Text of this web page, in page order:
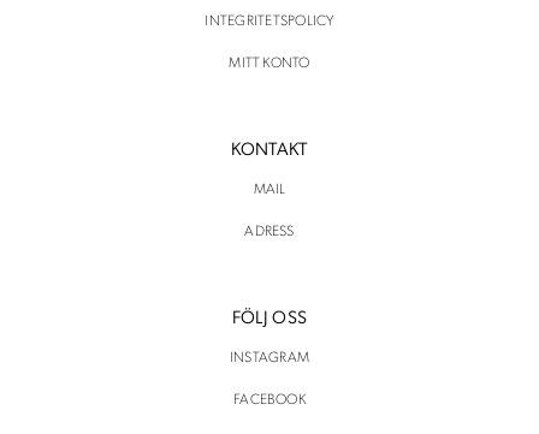
INTEGRITETSPOLICY
MITT KONTO
KONTAKT
MAIL
ADRESS
FÖLJ OSS
INSTAGRAM
FACEBOOK